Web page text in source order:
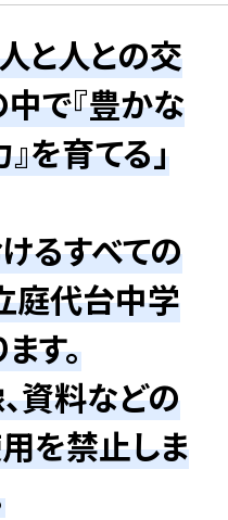
と人との交
中で『豊かな
を育てる」
るすべての
庭代台中学
す。
資料などの
を禁止しま